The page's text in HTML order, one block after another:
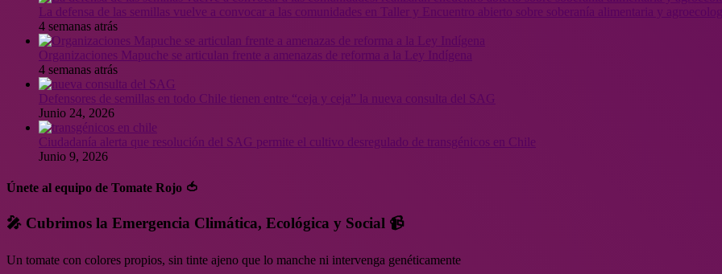
La defensa de las semillas vuelve a convocar a las comunidades en Taller y Encuentro abierto sobre soberanía alimentaria y
4 semanas atrás
Organizaciones Mapuche se articulan frente a amenazas de reforma a la Ley Indígena
4 semanas atrás
Defensores de semillas en todo Chile tienen entre “ceja y ceja” la nueva consulta del SAG
Junio 24, 2026
Ciudadanía alerta que resolución del SAG permite el cultivo desregulado de transgénicos en Chile
Junio 9, 2026
Únete al equipo de Tomate Rojo 🍅
🎤 Cubrimos la Emergencia Climática, Ecológica y Social 📹
Un tomate con colores propios, sin tinte ajeno que lo manche ni intervenga genéticamente